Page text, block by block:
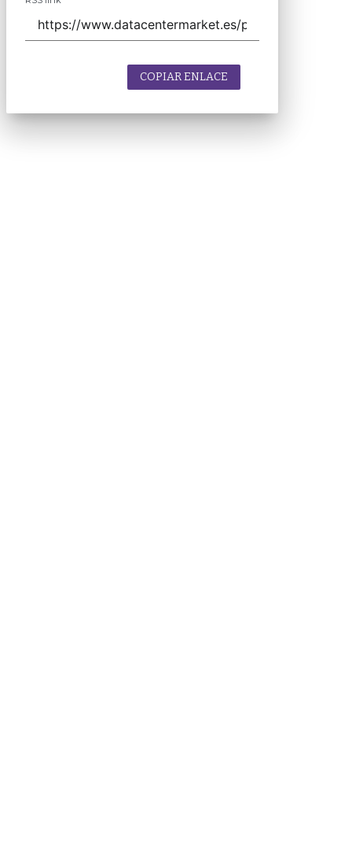
COPIAR ENLACE